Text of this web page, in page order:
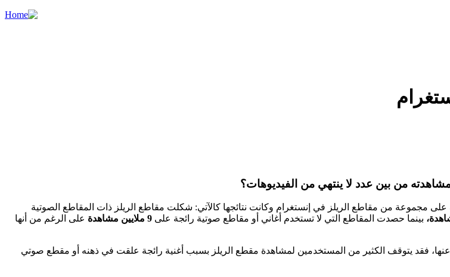
من بين عدد لا ينتهي من الفيديوهات؟
مجموعة من مقاطع الريلز في إنستغرام وكانت نتائجها كالآتي: شكلت مقاطع الريلز ذات المقاطع الصوتية
بينما حصدت المقاطع التي لا تستخدم أغاني أو مقاطع صوتية رائجة على 9 ملايين مشاهدة
على الرغم من أنها
عنها، فقد يتوقف الكثير من المستخدمين لمشاهدة مقطع الريلز بسبب أغنية رائجة علقت في ذهنه أو مقطع صوتي